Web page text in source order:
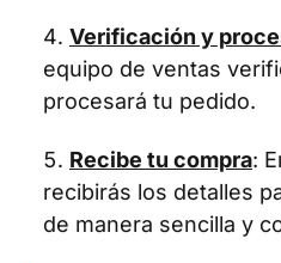
Verificación y
equipo de ventas
procesará tu pedido.
Recibe tu compra:
recibirás los detalles
de manera sencilla y